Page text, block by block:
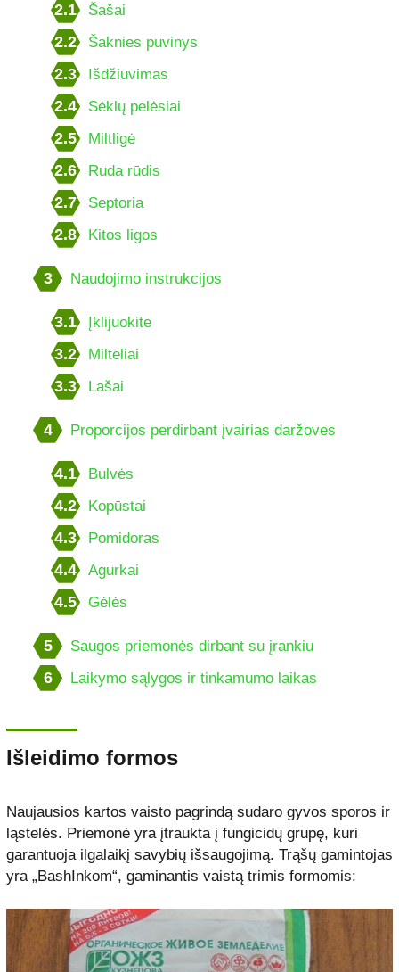
2.1 Šašai
2.2 Šaknies puvinys
2.3 Išdžiūvimas
2.4 Sėklų pelėsiai
2.5 Miltligė
2.6 Ruda rūdis
2.7 Septoria
2.8 Kitos ligos
3 Naudojimo instrukcijos
3.1 Įklijuokite
3.2 Milteliai
3.3 Lašai
4 Proporcijos perdirbant įvairias daržoves
4.1 Bulvės
4.2 Kopūstai
4.3 Pomidoras
4.4 Agurkai
4.5 Gėlės
5 Saugos priemonės dirbant su įrankiu
6 Laikymo sąlygos ir tinkamumo laikas
Išleidimo formos
Naujausios kartos vaisto pagrindą sudaro gyvos sporos ir
ląstelės. Priemonė yra įtraukta į fungicidų grupę, kuri
garantuoja ilgalaikį savybių išsaugojimą. Trąšų gamintojas
yra „BashInkom“, gaminantis vaistą trimis formomis: